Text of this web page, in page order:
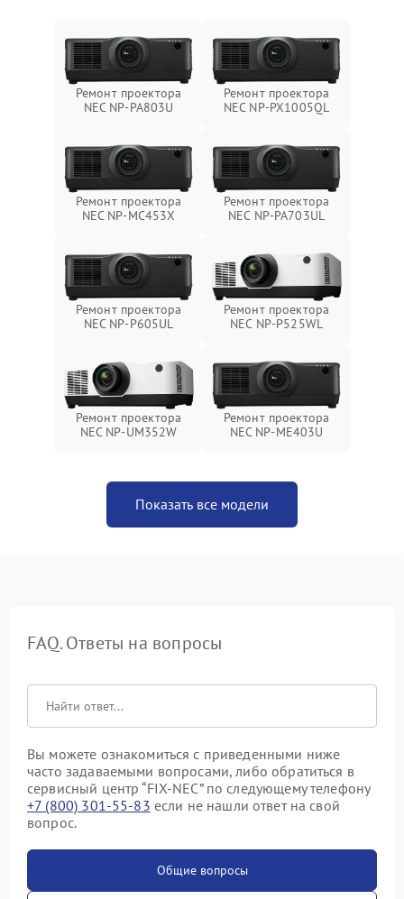
Ремонт проектора
NEC NP-PA803U
Ремонт проектора
NEC NP-PX1005QL
Ремонт проектора
NEC NP-MC453X
Ремонт проектора
NEC NP-PA703UL
Ремонт проектора
NEC NP-P605UL
Ремонт проектора
NEC NP-P525WL
Ремонт проектора
NEC NP-UM352W
Ремонт проектора
NEC NP-ME403U
Показать все модели
FAQ. Ответы на вопросы
Вы можете ознакомиться с приведенными ниже
часто задаваемыми вопросами, либо обратиться в
сервисный центр “FIX-NEC” по следующему телефону
+7 (800) 301-55-83 если не нашли ответ на свой
вопрос.
Общие вопросы